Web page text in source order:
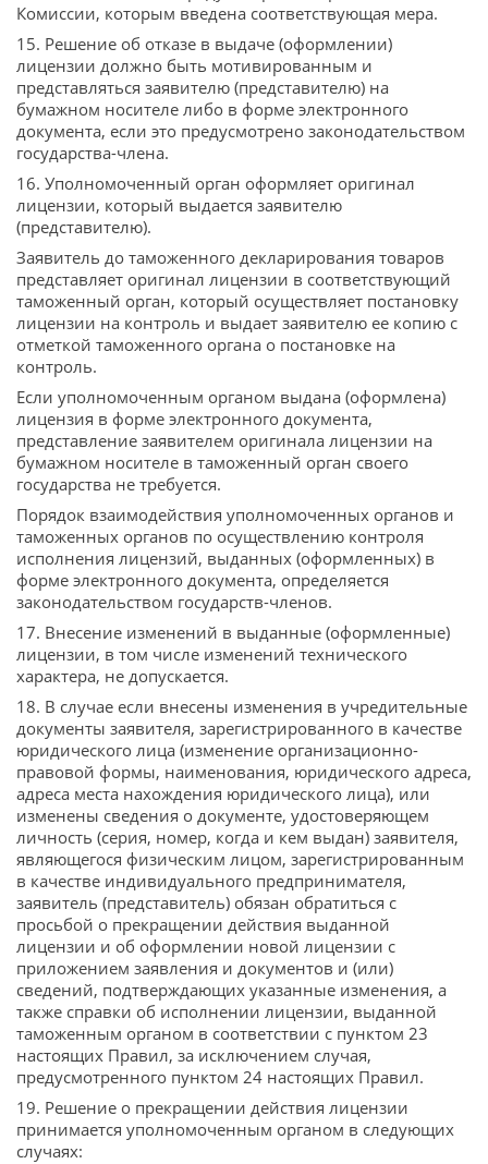
Комиссии, которым введена соответствующая мера.
15. Решение об отказе в выдаче (оформлении)
лицензии должно быть мотивированным и
представляться заявителю (представителю) на
бумажном носителе либо в форме электронного
документа, если это предусмотрено законодательством
государства-члена.
16. Уполномоченный орган оформляет оригинал
лицензии, который выдается заявителю
(представителю).
Заявитель до таможенного декларирования товаров
представляет оригинал лицензии в соответствующий
таможенный орган, который осуществляет постановку
лицензии на контроль и выдает заявителю ее копию с
отметкой таможенного органа о постановке на
контроль.
Если уполномоченным органом выдана (оформлена)
лицензия в форме электронного документа,
представление заявителем оригинала лицензии на
бумажном носителе в таможенный орган своего
государства не требуется.
Порядок взаимодействия уполномоченных органов и
таможенных органов по осуществлению контроля
исполнения лицензий, выданных (оформленных) в
форме электронного документа, определяется
законодательством государств-членов.
17. Внесение изменений в выданные (оформленные)
лицензии, в том числе изменений технического
характера, не допускается.
18. В случае если внесены изменения в учредительные
документы заявителя, зарегистрированного в качестве
юридического лица (изменение организационно-
правовой формы, наименования, юридического адреса,
адреса места нахождения юридического лица), или
изменены сведения о документе, удостоверяющем
личность (серия, номер, когда и кем выдан) заявителя,
являющегося физическим лицом, зарегистрированным
в качестве индивидуального предпринимателя,
заявитель (представитель) обязан обратиться с
просьбой о прекращении действия выданной
лицензии и об оформлении новой лицензии с
приложением заявления и документов и (или)
сведений, подтверждающих указанные изменения, а
также справки об исполнении лицензии, выданной
таможенным органом в соответствии с пунктом 23
настоящих Правил, за исключением случая,
предусмотренного пунктом 24 настоящих Правил.
19. Решение о прекращении действия лицензии
принимается уполномоченным органом в следующих
случаях: